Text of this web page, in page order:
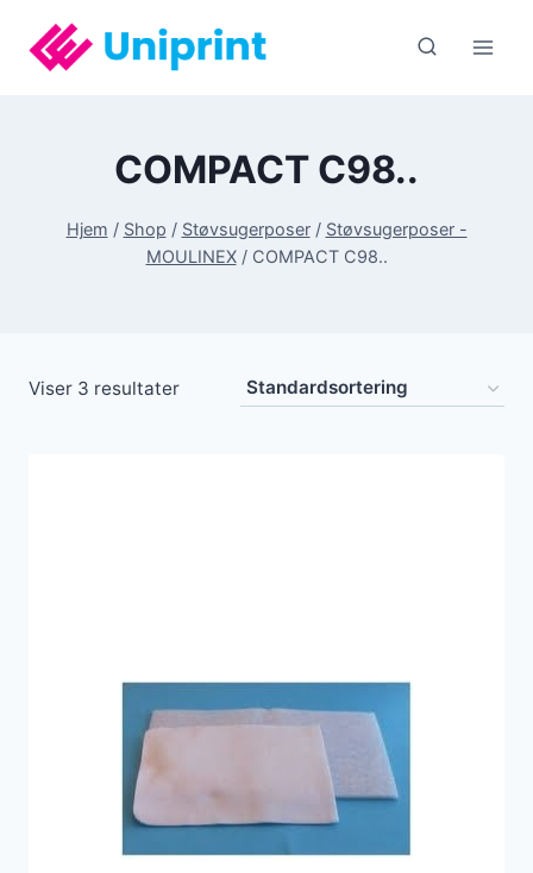
indhold
COMPACT C98..
Hjem / Shop / Støvsugerposer / Støvsugerposer -
MOULINEX / COMPACT C98..
Viser 3 resultater